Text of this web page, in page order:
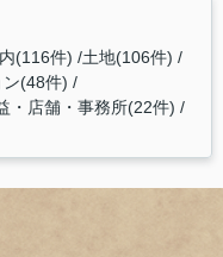
(116件) 土地(106件)
(48件)
・店舗・事務所(22件)